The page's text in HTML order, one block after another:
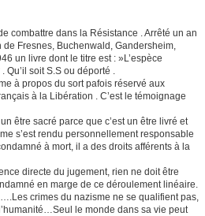
combattre dans la Résistance . Arrêté un an
Fresnes, Buchenwald, Gandersheim,
un livre dont le titre est : »L’espèce
Qu’il soit S.S ou déporté .
à propos du sort pafois réservé aux
à la Libération . C’est le témoignage
être sacré parce que c’est un être livré et
s’est rendu personnellement responsable
à mort, il a des droits afférents à la
directe du jugement, rien ne doit être
en marge de ce déroulement linéaire.
crimes du nazisme ne se qualifient pas,
le monde dans sa vie peut